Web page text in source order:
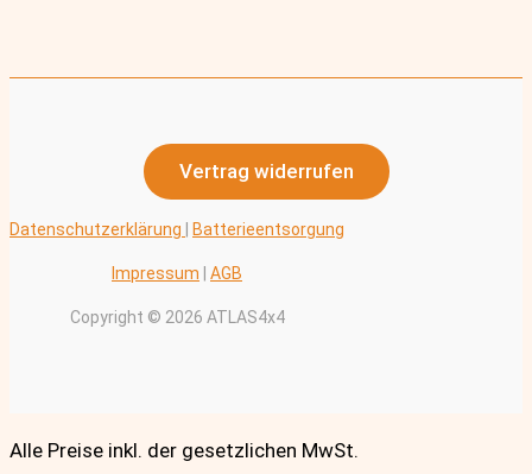
Vertrag widerrufen
Datenschutzerklärung Batterieentsorgung
Impressum AGB
Copyright © 2026 ATLAS4x4
Alle Preise inkl. der gesetzlichen MwSt.